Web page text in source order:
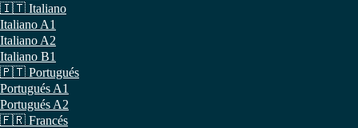
🇮🇹 Italiano
Italiano A1
Italiano A2
Italiano B1
🇵🇹 Portugués
Portugués A1
Portugués A2
🇫🇷 Francés